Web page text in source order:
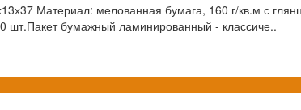
Материал: мелованная бумага, 160 г/кв.м с
шт.Пакет бумажный ламинированный - классиче..